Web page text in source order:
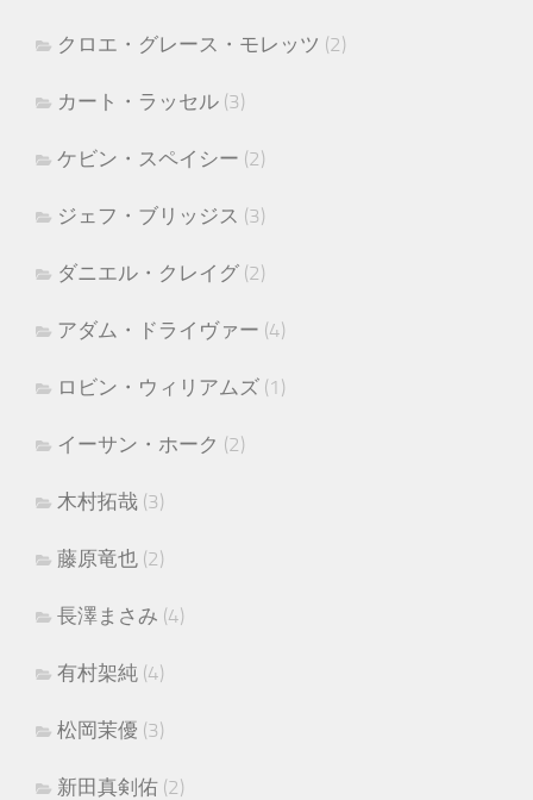
クロエ・グレース・モレッツ (2)
カート・ラッセル (3)
ケビン・スペイシー (2)
ジェフ・ブリッジス (3)
ダニエル・クレイグ (2)
アダム・ドライヴァー (4)
ロビン・ウィリアムズ (1)
イーサン・ホーク (2)
木村拓哉 (3)
藤原竜也 (2)
長澤まさみ (4)
有村架純 (4)
松岡茉優 (3)
新田真剣佑 (2)